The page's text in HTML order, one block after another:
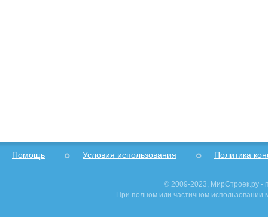
Помощь Условия использования Политика
© 2009-2023, МирСтроек.ру -
При полном или частичном использовании